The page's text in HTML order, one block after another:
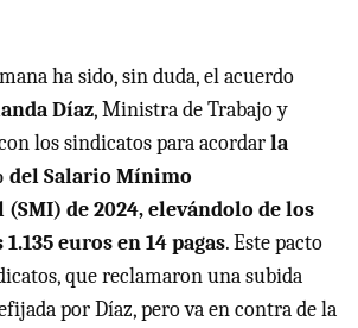
ha sido, sin duda, el acuerdo
Díaz, Ministra de Trabajo y
los sindicatos para acordarla
del Salario Mínimo
de 2024, elevándolo de los
euros en 14 pagas. Este pacto
que reclamaron una subida
por Díaz, pero va en contra de la